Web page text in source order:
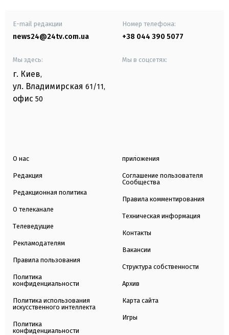
E-mail редакции
news24@24tv.com.ua
Номер телефона:
+38 044 390 5077
Мы здесь:
г. Киев,
ул. Владимирская 61/11,
офис 50
Мы в соцсетях:
О нас
Редакция
Редакционная политика
О телеканале
Телеведущие
Рекламодателям
Правила пользования
Политика
конфиденциальности
Политика использования
искусственного интеллекта
Политика
конфиденциальности
приложения
Соглашение пользователя
Сообщества
Правила комментирования
Техническая информация
Контакты
Вакансии
Структура собственности
Архив
Карта сайта
Игры